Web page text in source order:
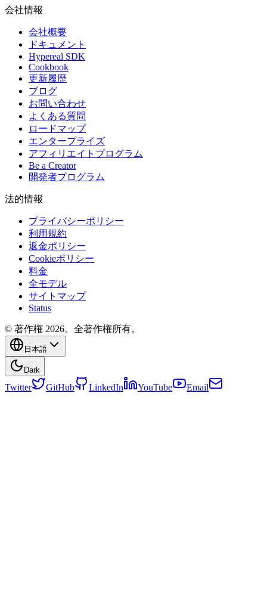
会社情報
会社概要
ドキュメント
Hypereal SDK
Cookbook
更新履歴
ブログ
お問い合わせ
よくある質問
ロードマップ
エンタープライズ
アフィリエイトプログラム
Be a Creator
開発者プログラム
法的情報
プライバシーポリシー
利用規約
返金ポリシー
Cookieポリシー
料金
全モデル
サイトマップ
Status
© 著作権 2026。全著作権所有。
日本語
Dark
Twitter GitHub LinkedIn YouTube Email